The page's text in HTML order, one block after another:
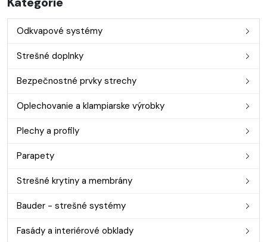
Odkvapové systémy
Strešné doplnky
Bezpečnostné prvky strechy
Oplechovanie a klampiarske výrobky
Plechy a profily
Parapety
Strešné krytiny a membrány
Bauder - strešné systémy
Fasády a interiérové obklady